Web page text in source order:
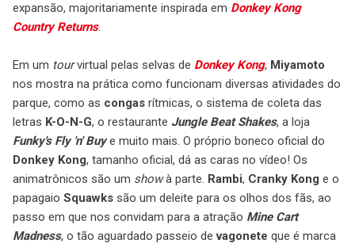
expansão, majoritariamente inspirada em Donkey Kong
Country Returns.
Em um tourvirtual pelas selvas de Donkey Kong, Miyamoto
nos mostra na prática como funcionam diversas atividades do
parque, como as congas rítmicas, o sistema de coleta das
letras K-O-N-G, o restaurante Jungle Beat Shakes, a loja
Funky's Fly 'n' Buye muito mais. O próprio boneco oficial do
Donkey Kong, tamanho oficial, dá as caras no vídeo! Os
animatrônicos são um showà parte. Rambi, Cranky Kong e o
papagaio Squawks são um deleite para os olhos dos fãs, ao
passo em que nos convidam para a atração Mine Cart
Madness, o tão aguardado passeio devagonete que é marca